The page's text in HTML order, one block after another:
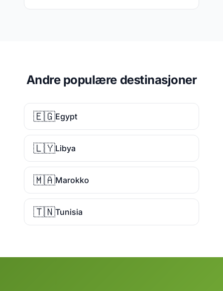
Andre populære destinasjoner
🇪🇬Egypt
🇱🇾Libya
🇲🇦Marokko
🇹🇳Tunisia